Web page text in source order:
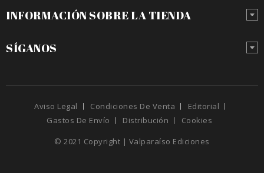
INFORMACIÓN SOBRE LA TIENDA
SÍGANOS
Aviso Legal Condiciones De Venta
Editorial
Gastos De Envío
Distribución
Cookies
© 2021 Copyright | Valparaíso Ediciones